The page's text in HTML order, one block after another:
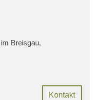
Breisgau,
Kontakt